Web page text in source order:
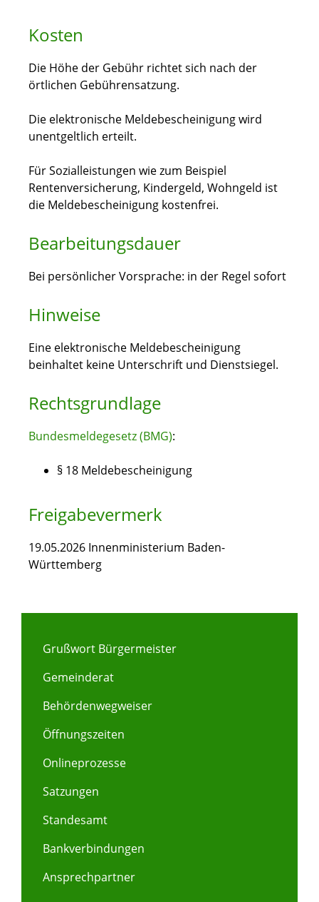
Kosten
Die Höhe der Gebühr richtet sich nach der
örtlichen Gebührensatzung.
Die elektronische Meldebescheinigung wird
unentgeltlich erteilt.
Für Sozialleistungen wie zum Beispiel
Rentenversicherung, Kindergeld, Wohngeld ist
die Meldebescheinigung kostenfrei.
Bearbeitungsdauer
Bei persönlicher Vorsprache: in der Regel sofort
Hinweise
Eine elektronische Meldebescheinigung
beinhaltet keine Unterschrift und Dienstsiegel.
Rechtsgrundlage
Bundesmeldegesetz (BMG):
§ 18 Meldebescheinigung
Freigabevermerk
19.05.2026 Innenministerium Baden-
Württemberg
Grußwort Bürgermeister
Gemeinderat
Behördenwegweiser
Öffnungszeiten
Onlineprozesse
Satzungen
Standesamt
Bankverbindungen
Ansprechpartner